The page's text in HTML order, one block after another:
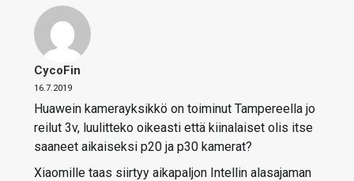
CycoFin
16.7.2019
Huawein kamerayksikkö on toiminut Tampereella jo
reilut 3v, luulitteko oikeasti että kiinalaiset olis itse
saaneet aikaiseksi p20 ja p30 kamerat?
Xiaomille taas siirtyy aikapaljon Intellin alasajaman